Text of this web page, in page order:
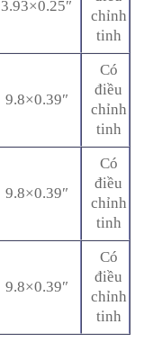
3.93×0.25″
chỉnh
tinh
9.8×0.39″
Có
điều
chỉnh
tinh
9.8×0.39″
Có
điều
chỉnh
tinh
9.8×0.39″
Có
điều
chỉnh
tinh